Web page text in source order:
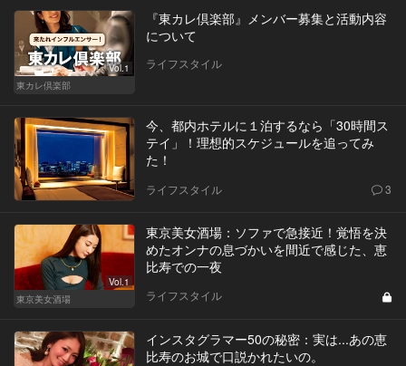
Vol.1
東カレ倶楽部
『東カレ倶楽部』メンバー募集と活動内容
について
ライフスタイル
今、都内ホテルに１泊するなら「30時間ス
テイ」！理想的スケジュールを追ってみ
た！
ライフスタイル 3
Vol.1
東京美女酒場
東京美女酒場：ソファで急接近！覚悟を決
めたオンナの息づかいを間近で感じた、恵
比寿での一夜
ライフスタイル
インスタグラマー50の秘密：実は...あの恵
比寿のお城で口説かれたいの。